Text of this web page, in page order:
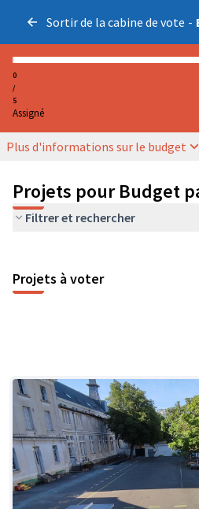
Sortir de la cabine de vote -
0
/
5
Assigné
Plus d'informations sur le budget
Projets pour Budget
Filtrer et rechercher
Projets à voter